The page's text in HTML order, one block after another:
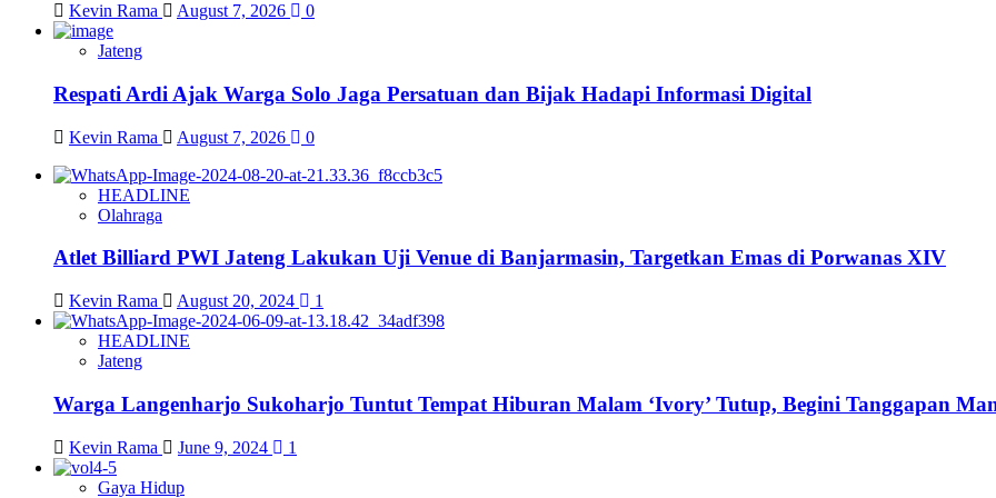
Kevin Rama August 7, 2026 0
Jateng
Respati Ardi Ajak Warga Solo Jaga Persatuan dan Bijak Hadapi Informasi Digital
Kevin Rama August 7, 2026 0
HEADLINE
Olahraga
Atlet Billiard PWI Jateng Lakukan Uji Venue di Banjarmasin, Targetkan Emas di Porwanas XIV
Kevin Rama August 20, 2024 1
HEADLINE
Jateng
Warga Langenharjo Sukoharjo Tuntut Tempat Hiburan Malam ‘Ivory’ Tutup, Begini Tanggapan
Kevin Rama June 9, 2024 1
Gaya Hidup